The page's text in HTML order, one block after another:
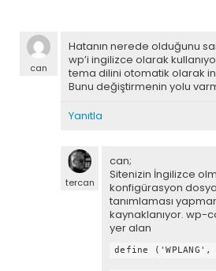
can
Hatanın nerede olduğunu
wp’i ingilizce olarak
tema dilini otomatik olarak
Bunu değiştirmenin yolu
Yanıtla
tercan
can;
Sitenizin İngilizce
konfigürasyon
tanımlaması
kaynaklanıyor. wp-
yer alan
define